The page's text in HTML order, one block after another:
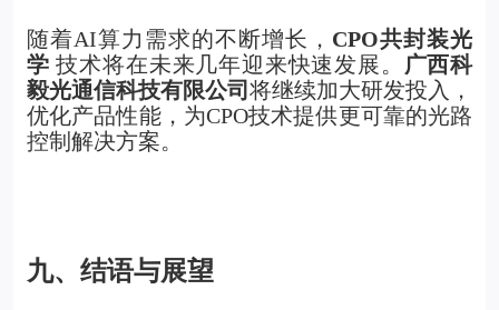
随着AI算力需求的不断增长， CPO共封装光
学 技术将在未来几年迎来快速发展。
广西科
毅光通信科技有限公司将继续加大研发投入，
优化产品性能，为CPO技术提供更可靠的光路
控制解决方案。
九、结语与展望